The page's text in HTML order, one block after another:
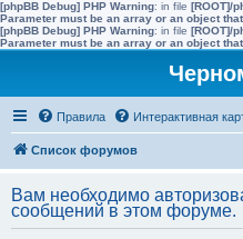
[phpBB Debug] PHP Warning: in file [ROOT]/
Parameter must be an array or an object
[phpBB Debug] PHP Warning: in file [ROOT]/
Parameter must be an array or an object
Правила Интерактивная
Список форумов
Вам необходимо
сообщений в этом форуме.